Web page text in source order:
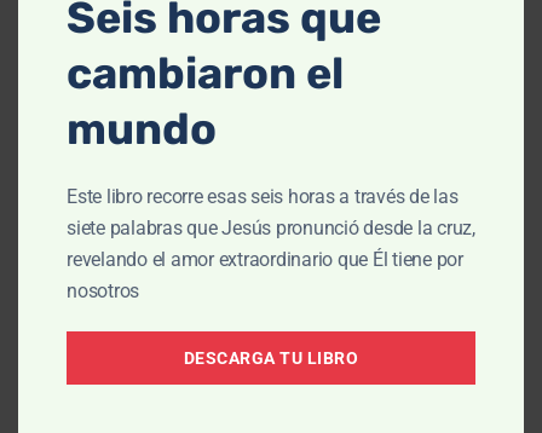
Colin Smith
Fundador y Pastor de Enseñanza
Colin Smith es el pastor emérito en The Orchard
Seis horas que
cambiaron el
mundo
Este libro recorre esas seis horas a través de las
siete palabras que Jesús pronunció desde la cruz,
revelando el amor extraordinario que Él tiene por
nosotros
DESCARGA TU LIBRO